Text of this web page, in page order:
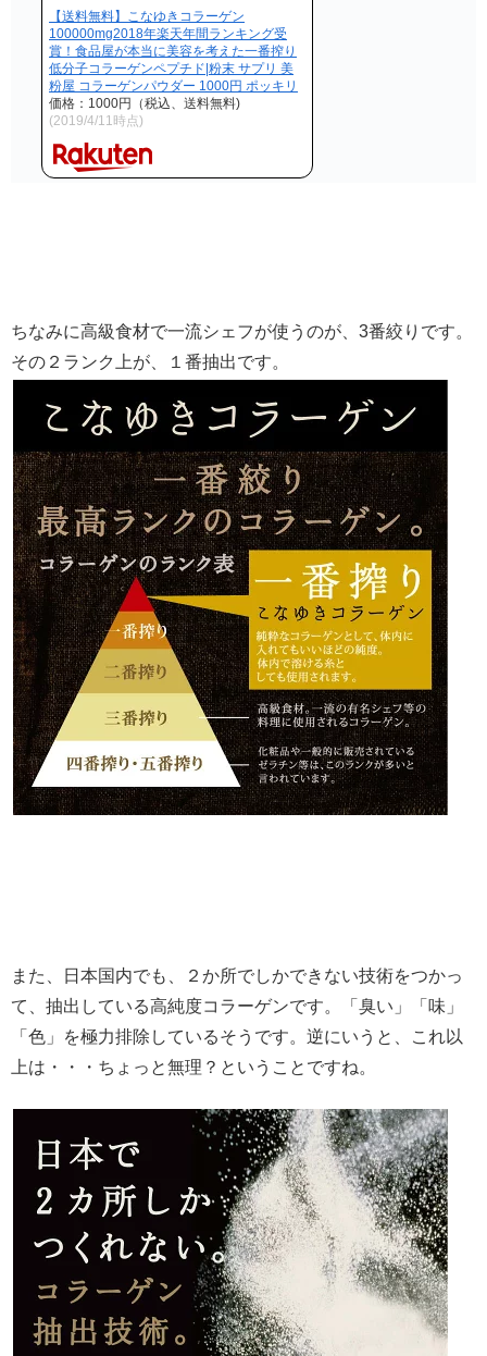
【送料無料】こなゆきコラーゲン
100000mg2018年楽天年間ランキング受
賞！食品屋が本当に美容を考えた一番搾り
低分子コラーゲンペプチド|粉末 サプリ 美
粉屋 コラーゲンパウダー 1000円 ポッキリ
価格：1000円（税込、送料無料)
(2019/4/11時点)
ちなみに高級食材で一流シェフが使うのが、3番絞りです。
その２ランク上が、１番抽出です。
また、日本国内でも、２か所でしかできない技術をつかっ
て、抽出している高純度コラーゲンです。「臭い」「味」
「色」を極力排除しているそうです。逆にいうと、これ以
上は・・・ちょっと無理？ということですね。